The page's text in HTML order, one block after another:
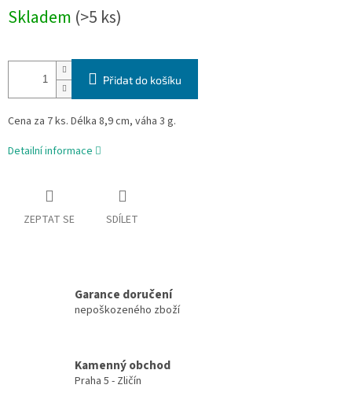
cena:
Skladem (>5 ks)
Přidat do košíku
Cena za 7 ks. Délka 8,9 cm, váha 3 g.
Detailní informace
ZEPTAT SE SDÍLET
Garance doručení
nepoškozeného zboží
Kamenný obchod
Praha 5 - Zličín